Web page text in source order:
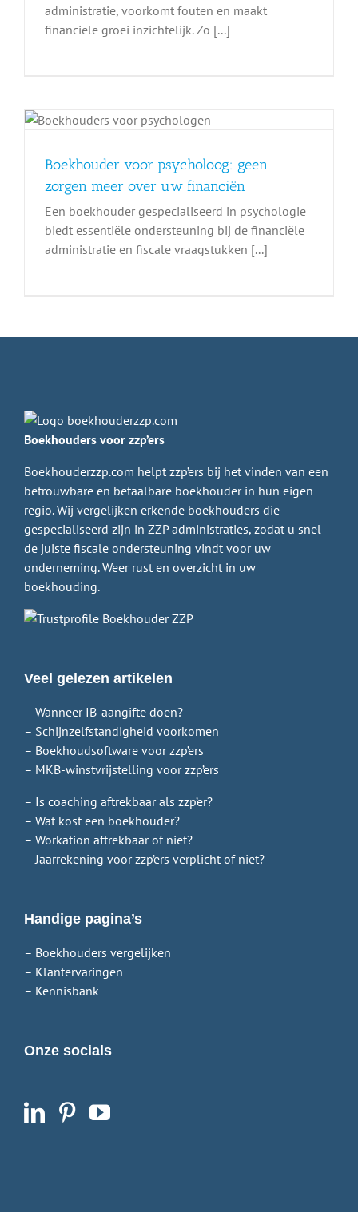
administratie, voorkomt fouten en maakt
financiële groei inzichtelijk. Zo [...]
Boekhouder voor psycholoog: geen
zorgen meer over uw financiën
Een boekhouder gespecialiseerd in psychologie
biedt essentiële ondersteuning bij de financiële
administratie en fiscale vraagstukken [...]
Boekhouders voor zzp’ers
Boekhouderzzp.com helpt zzp’ers bij het vinden van een
betrouwbare en betaalbare boekhouder in hun eigen
regio. Wij vergelijken erkende boekhouders die
gespecialiseerd zijn in ZZP administraties, zodat u snel
de juiste fiscale ondersteuning vindt voor uw
onderneming. Weer rust en overzicht in uw
boekhouding.
Veel gelezen artikelen
– Wanneer IB-aangifte doen?
– Schijnzelfstandigheid voorkomen
– Boekhoudsoftware voor zzp’ers
– MKB-winstvrijstelling voor zzp’ers
– Is coaching aftrekbaar als zzp’er?
– Wat kost een boekhouder?
– Workation aftrekbaar of niet?
– Jaarrekening voor zzp’ers verplicht of niet?
Handige pagina’s
– Boekhouders vergelijken
– Klantervaringen
– Kennisbank
Onze socials